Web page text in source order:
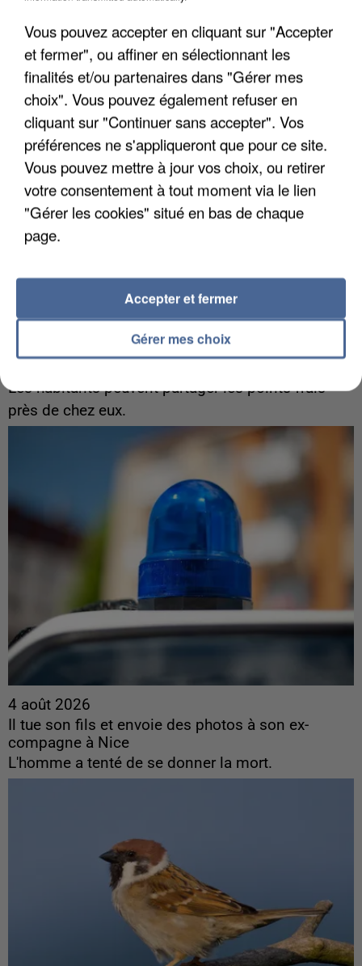
Trois personnes ont été placées en garde à vue.
Le gouvernement et l’Ademe publient une carte
Les habitants peuvent partager les points frais
près de chez eux.
4 août 2026
Il tue son fils et envoie des photos à son ex-
compagne à Nice
L'homme a tenté de se donner la mort.
Vous pouvez accepter en cliquant sur "Accepter
et fermer", ou affiner en sélectionnant les
finalités et/ou partenaires dans "Gérer mes
choix". Vous pouvez également refuser en
cliquant sur "Continuer sans accepter". Vos
préférences ne s'appliqueront que pour ce site.
Vous pouvez mettre à jour vos choix, ou retirer
votre consentement à tout moment via le lien
"Gérer les cookies" situé en bas de chaque
page.
Gérer mes choix
Accepter et fermer